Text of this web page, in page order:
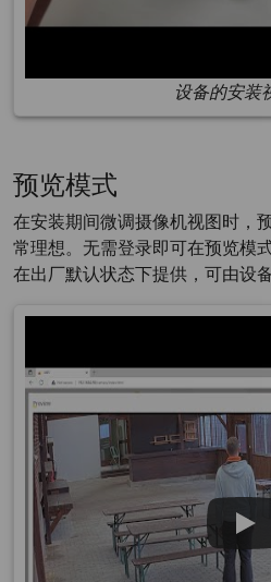
设备的安装
预览模式
在安装期间微调摄像机视图时，
常理想。无需登录即可在预览模
在出厂默认状态下提供，可由设